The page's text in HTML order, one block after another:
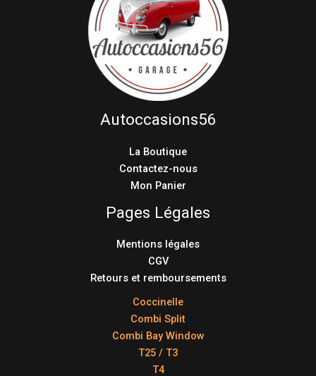
Autoccasions56
La Boutique
Contactez-nous
Mon Panier
Pages Légales
Mentions légales
CGV
Retours et remboursements
Coccinelle
Combi Split
Combi Bay Window
T25 / T3
T4